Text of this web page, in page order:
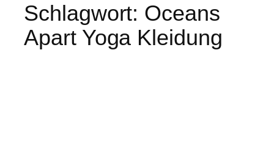
Schlagwort: Oceans
Apart Yoga Kleidung